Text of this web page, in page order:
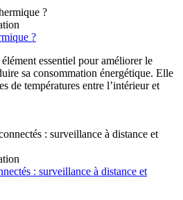
?
essentiel pour améliorer le
sa consommation énergétique. Elle
de températures entre l’intérieur et
: surveillance à distance et